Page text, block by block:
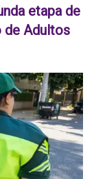
etapa de
de Adultos